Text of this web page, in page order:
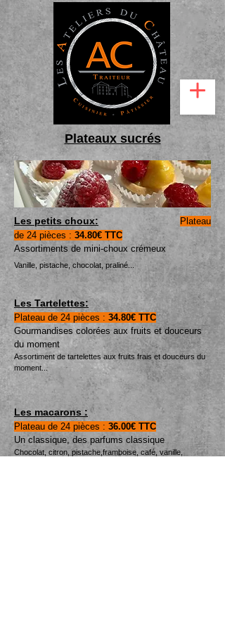
Plateaux sucrés
Les petits choux:
Plateau
de 24 pièces : 34.80€ TTC
Assortiments de mini-choux crémeux
Vanille, pistache, chocolat, praliné...
Les Tartelettes:
Plateau de 24 pièces : 34.80€ TTC
Gourmandises colorées aux fruits et douceurs
du moment
Assortiment de tartelettes aux fruits frais et douceurs du
moment...
Les macarons :
Plateau de 24 pièces : 36.00€ TTC
Un classique, des parfums classique
Chocolat, citron, pistache,framboise, café, vanille